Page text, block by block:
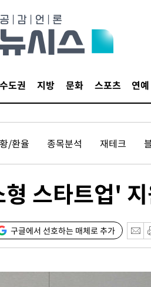
수도권 지방 문화 스포츠 연예
/환율 종목분석 재테크
스타트업'
구글에서 선호하는 매체로 추가